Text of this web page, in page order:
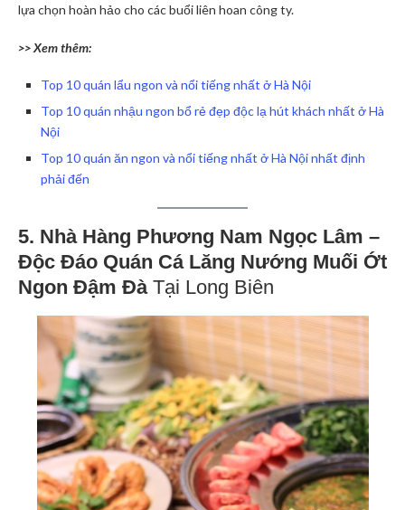
lựa chọn hoàn hảo cho các buổi liên hoan công ty.
>> Xem thêm:
Top 10 quán lẩu ngon và nổi tiếng nhất ở Hà Nội
Top 10 quán nhậu ngon bổ rẻ đẹp độc lạ hút khách nhất ở Hà
Nội
Top 10 quán ăn ngon và nổi tiếng nhất ở Hà Nội nhất định
phải đến
5. Nhà Hàng Phương Nam Ngọc Lâm –
Độc Đáo Quán Cá Lăng Nướng Muối Ớt
Ngon Đậm ĐàTại Long Biên